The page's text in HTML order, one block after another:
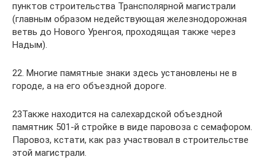
пунктов строительства Трансполярной магистрали
(главным образом недействующая железнодорожная
ветвь до Нового Уренгоя, проходящая также через
Надым).
22. Многие памятные знаки здесь установлены не в
городе, а на его объездной дороге.
23Также находится на салехардской объездной
памятник 501-й стройке в виде паровоза с семафором.
Паровоз, кстати, как раз участвовал в строительстве
этой магистрали.